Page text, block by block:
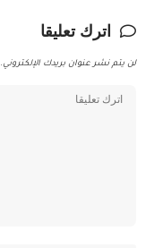
اترك تعليقا
لن يتم نشر عنوان بريدك الإلكتروني.